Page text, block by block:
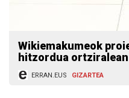
Wikiemakumeok
hitzordua
ERRAN.EUS GIZARTEA